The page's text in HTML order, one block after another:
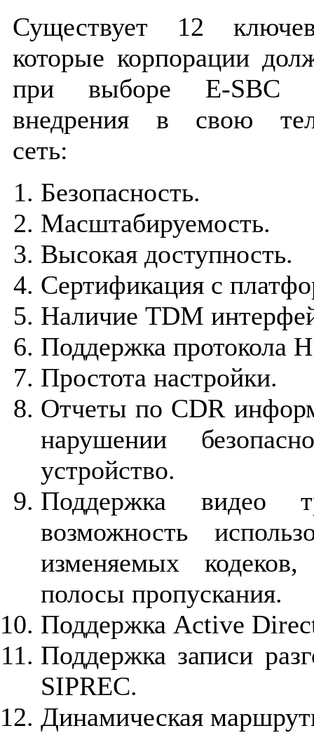
Существует 12
которые корпорации
при выборе E-SBC
внедрения в свою
сеть:
Безопасность.
Масштабируемость.
Высокая доступность.
Сертификация с
Наличие TDM
Поддержка протокола
Простота настройки.
Отчеты по CDR
нарушении
устройство.
Поддержка видео
возможность
изменяемых
полосы пропускания.
Поддержка Active
Поддержка записи
SIPREC.
Динамическая